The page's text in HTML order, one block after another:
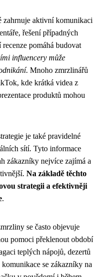
zahrnuje aktivní komunikaci
řešení případných
pomáhá budovat
influencery může
. Mnoho zmrzlinářů
kde krátká videa z
produktů mohou
je také pravidelné
sítí. Tyto informace
zákazníky nejvíce zajímá a
Na základě těchto
strategii a efektivněji
.
se často objevuje
pomoci překlenout období
teplých nápojů, dezertů
se zákazníky na